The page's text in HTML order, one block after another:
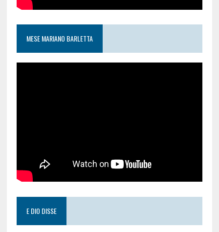
MESE MARIANO BARLETTA
E DIO DISSE